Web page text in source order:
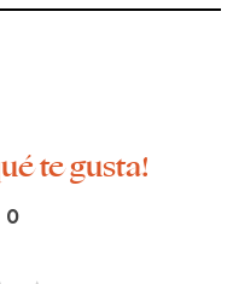
te gusta!
0